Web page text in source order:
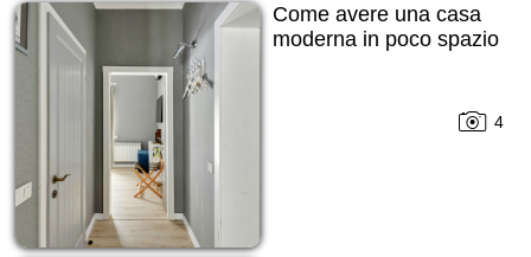
Come avere una casa
moderna in poco spazio
4